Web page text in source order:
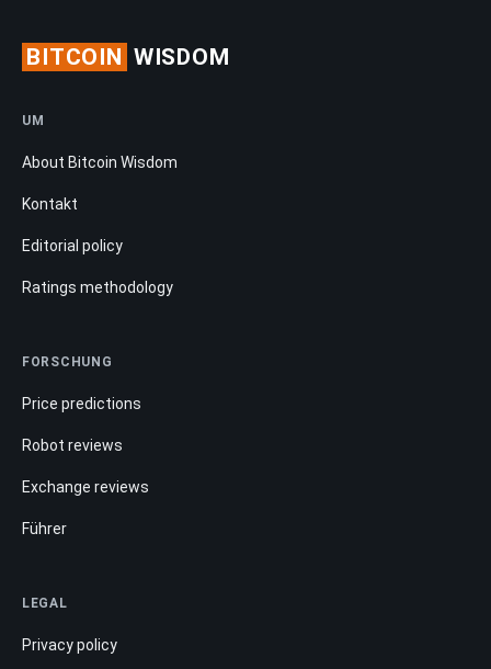
BITCOIN WISDOM
UM
About Bitcoin Wisdom
Kontakt
Editorial policy
Ratings methodology
FORSCHUNG
Price predictions
Robot reviews
Exchange reviews
Führer
LEGAL
Privacy policy